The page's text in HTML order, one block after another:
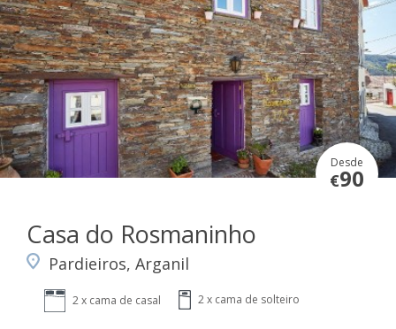
Desde
€90
Casa do Rosmaninho
Pardieiros, Arganil
2 x cama de casal 2 x cama de solteiro